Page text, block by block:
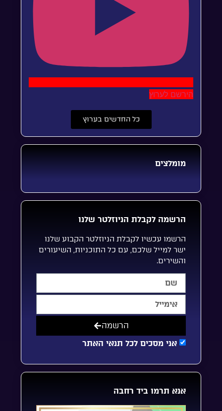
הירשם לערוץ
כל החדשים בערוץ
מומלצים
הרשמה לקבלת הניוזלטר שלנו
הרשמו עכשיו לקבלת הניוזלטר הקבוע שלנו
ישר למייל שלכם, עם כל התוכניות, השיעורים
והשירים.
אני מסכים לכל תנאי האתר
הרשמה
אנא תרמו ביד רחבה